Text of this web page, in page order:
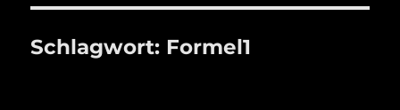
Schlagwort: Formel1